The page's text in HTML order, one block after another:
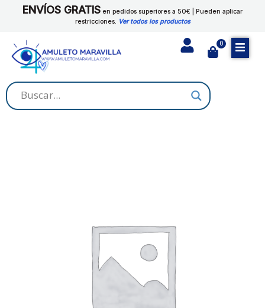
ENVÍOS GRATIS en pedidos superiores a 50€ | Pueden aplicar
restricciones. Ver todos los productos
0
Cart
cantidad